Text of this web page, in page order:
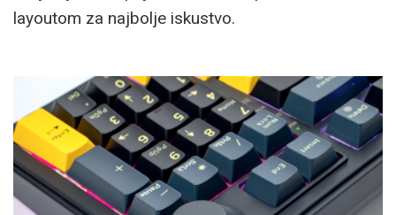
layoutom za najbolje iskustvo.